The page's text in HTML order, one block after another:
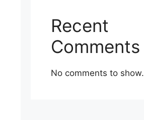
Recent
Comments
No comments to show.